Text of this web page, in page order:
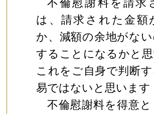
は、請求された金額
か、減額の余地がな
することになるかと思
これをご自身で判断
易ではないと思います
不倫慰謝料を得意